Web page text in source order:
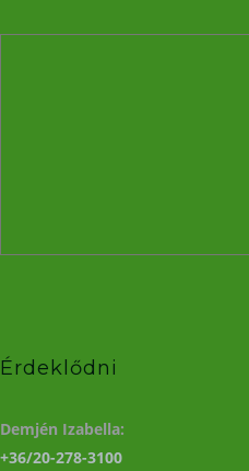
Érdeklődni
Demjén Izabella:
+36/20-278-3100